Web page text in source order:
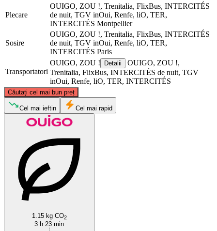
Plecare
OUIGO, ZOU !, Trenitalia, FlixBus, INTERCITÉS
de nuit, TGV inOui, Renfe, liO, TER,
INTERCITÉS Montpellier
Sosire
OUIGO, ZOU !, Trenitalia, FlixBus, INTERCITÉS
de nuit, TGV inOui, Renfe, liO, TER,
INTERCITÉS Paris
Transportatori
OUIGO, ZOU ! Detalii
OUIGO, ZOU !,
Trenitalia, FlixBus, INTERCITÉS de nuit, TGV
inOui, Renfe, liO, TER, INTERCITÉS
Căutați cel mai bun preț
Paris
©CARTO , ©OpenStreetMapcontributors
Cel mai ieftin Cel mai rapid
1.15 kg CO2
3 h 23 min